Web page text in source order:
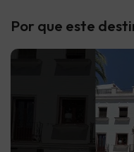
Por que este